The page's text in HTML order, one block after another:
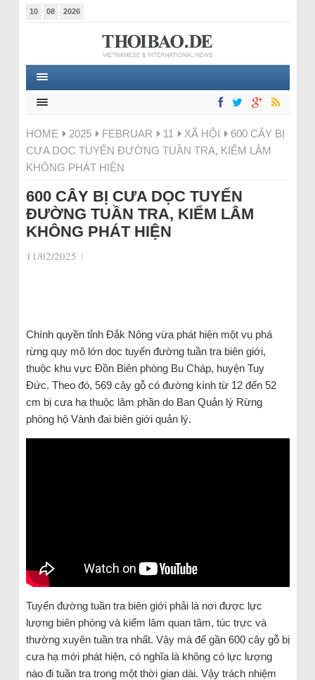
10 08 2026
HOME 2025 FEBRUAR 11 XÃ HỘI
600 CÂY BỊ
CƯA DỌC TUYẾN ĐƯỜNG TUẦN TRA, KIỂM LÂM
KHÔNG PHÁT HIỆN
600 CÂY BỊ CƯA DỌC TUYẾN
ĐƯỜNG TUẦN TRA, KIỂM LÂM
KHÔNG PHÁT HIỆN
11/02/2025 |
Chính quyền tỉnh Đắk Nông vừa phát hiện một vụ phá
rừng quy mô lớn dọc tuyến đường tuần tra biên giới,
thuộc khu vực Đồn Biên phòng Bu Cháp, huyện Tuy
Đức. Theo đó, 569 cây gỗ có đường kính từ 12 đến 52
cm bị cưa hạ thuộc lâm phần do Ban Quản lý Rừng
phòng hộ Vành đai biên giới quản lý.
Tuyến đường tuần tra biên giới phải là nơi được lực
lượng biên phòng và kiểm lâm quan tâm, túc trực và
thường xuyên tuần tra nhất. Vậy mà để gần 600 cây gỗ bị
cưa hạ mới phát hiện, có nghĩa là không có lực lượng
nào đi tuần tra trong một thời gian dài. Vậy trách nhiệm